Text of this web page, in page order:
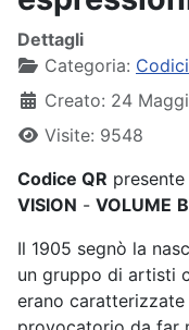
Dettagli
Categoria:
Creato: 24
Visite: 9548
Codice QR
VISION - VOLUME B
Il 1905 segnò la
un gruppo di artisti
erano